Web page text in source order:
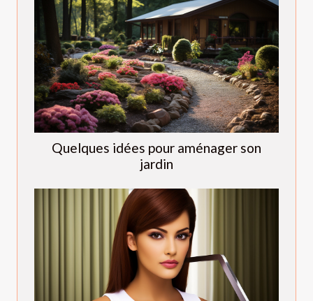
Quelques idées pour aménager son
jardin